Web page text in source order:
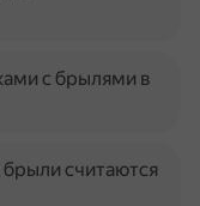
с брылями в
считаются